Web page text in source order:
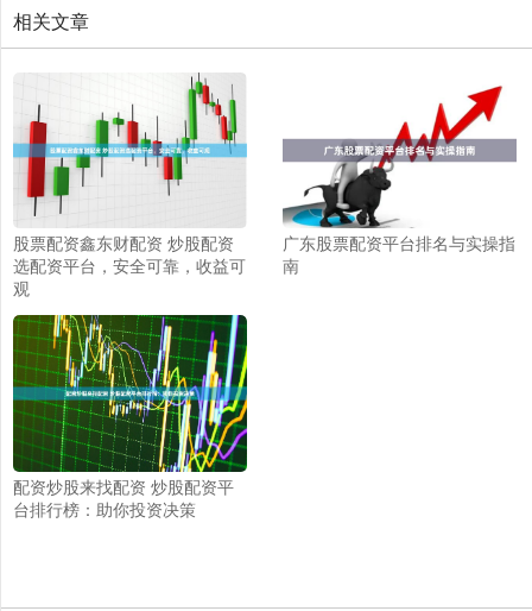
相关文章
股票配资鑫东财配资 炒股配资
选配资平台，安全可靠，收益可
观
广东股票配资平台排名与实操指
南
配资炒股来找配资 炒股配资平
台排行榜：助你投资决策